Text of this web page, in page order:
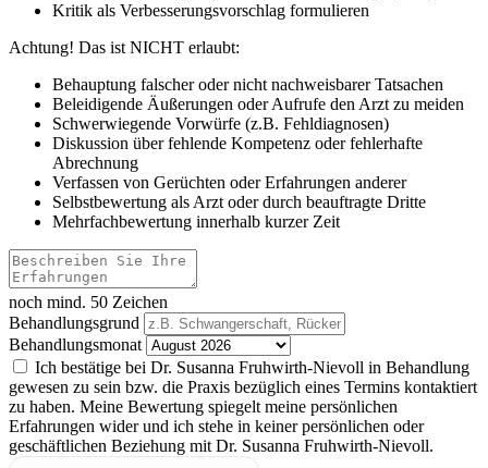
Kritik als Verbesserungsvorschlag formulieren
Achtung! Das ist NICHT erlaubt:
Behauptung falscher oder nicht nachweisbarer Tatsachen
Beleidigende Äußerungen oder Aufrufe den Arzt zu meiden
Schwerwiegende Vorwürfe (z.B. Fehldiagnosen)
Diskussion über fehlende Kompetenz oder fehlerhafte
Abrechnung
Verfassen von Gerüchten oder Erfahrungen anderer
Selbstbewertung als Arzt oder durch beauftragte Dritte
Mehrfachbewertung innerhalb kurzer Zeit
noch mind. 50 Zeichen
Behandlungsgrund
Behandlungsmonat
Ich bestätige bei Dr. Susanna Fruhwirth-Nievoll in Behandlung
gewesen zu sein bzw. die Praxis bezüglich eines Termins kontaktiert
zu haben. Meine Bewertung spiegelt meine persönlichen
Erfahrungen wider und ich stehe in keiner persönlichen oder
geschäftlichen Beziehung mit Dr. Susanna Fruhwirth-Nievoll.